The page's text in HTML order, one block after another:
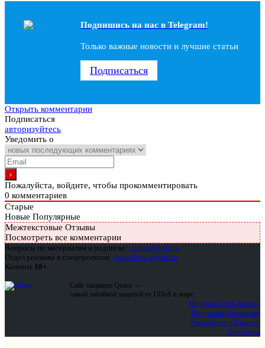
Подпишись на наc в Telegram!
Только важные новости и лучшие статьи
Подписаться
Открыть комментарии
Подписаться
авторизуйтесь
Уведомить о
Пожалуйста, войдите, чтобы прокомментировать
0 комментариев
Старые
Новые Популярные
Межтекстовые Отзывы
Посмотреть все комментарии
Вопросы по материалам и подписке: support@glc.ru
Отдел рекламы и спецпроектов: yakovleva.a@glc.ru
Контент 18+
Сайт защищен Qrator —
самой забойной защитой от DDoS в мире
Подписка для физлиц
Подписка для юрлиц
Реклама на «Хакере»
Контакты